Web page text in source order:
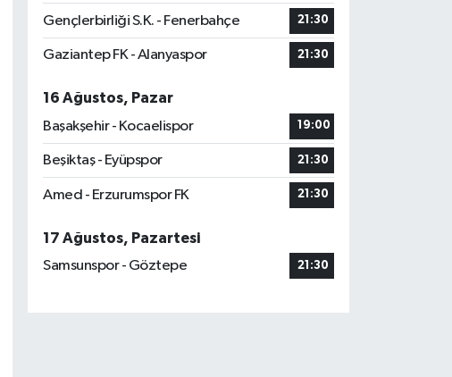
Gençlerbirliği S.K. - Fenerbahçe 21:30
Gaziantep FK - Alanyaspor 21:30
16 Ağustos, Pazar
Başakşehir - Kocaelispor
19:00
Beşiktaş - Eyüpspor 21:30
Amed - Erzurumspor FK 21:30
17 Ağustos, Pazartesi
Samsunspor - Göztepe
21:30